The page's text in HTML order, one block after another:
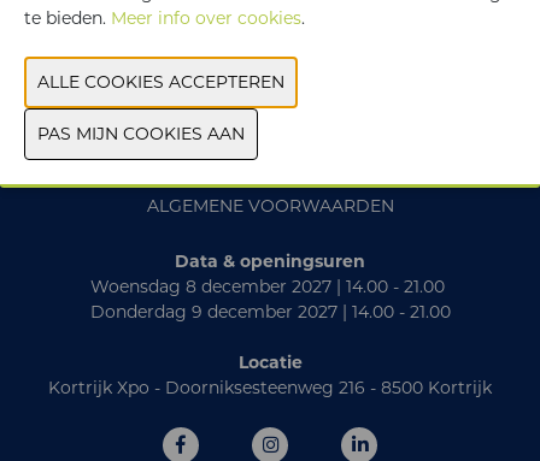
CONTACT
PRAKTISCH
ALGEMENE VOORWAARDEN
Data & openingsuren
Woensdag 8 december 2027 | 14.00 - 21.00
Donderdag 9 december 2027 | 14.00 - 21.00
Locatie
Kortrijk Xpo - Doorniksesteenweg 216 - 8500 Kortrijk
te bieden. Meer info over cookies.